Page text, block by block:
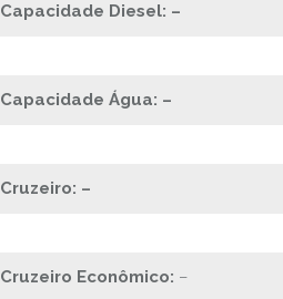
Capacidade Diesel: –
Capacidade Água: –
Cruzeiro: –
Cruzeiro Econômico: –